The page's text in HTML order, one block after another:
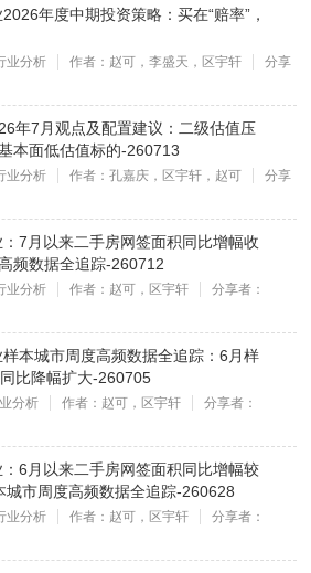
年度中期投资策略：买在“赔率”，
业分析 作者：赵可，李盛天，区宇轩
分享
年7月观点及配置建议：二级估值压
本面低估值标的-260713
业分析 作者：孔嘉庆，区宇轩，赵可
分享
7月以来二手房网签面积同比增幅收
频数据全追踪-260712
业分析 作者：赵可，区宇轩
分享者：
本城市周度高频数据全追踪：6月样
比降幅扩大-260705
分析 作者：赵可，区宇轩
分享者：
6月以来二手房网签面积同比增幅较
市周度高频数据全追踪-260628
业分析 作者：赵可，区宇轩
分享者：